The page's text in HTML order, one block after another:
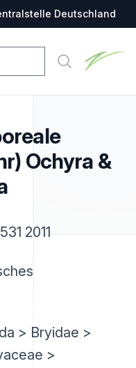
Deutschland
Suche
Ochyra &
2011
> Bryidae >
>